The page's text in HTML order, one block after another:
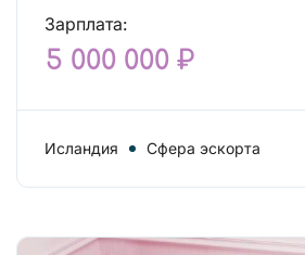
Зарплата:
5 000 000 ₽
Исландия Сфера эскорта